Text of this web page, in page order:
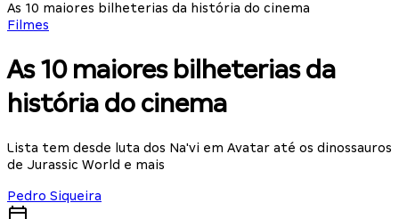
As 10 maiores bilheterias da história do cinema
Filmes
As 10 maiores bilheterias da
história do cinema
Lista tem desde luta dos Na'vi em Avatar até os dinossauros
de Jurassic World e mais
Pedro Siqueira